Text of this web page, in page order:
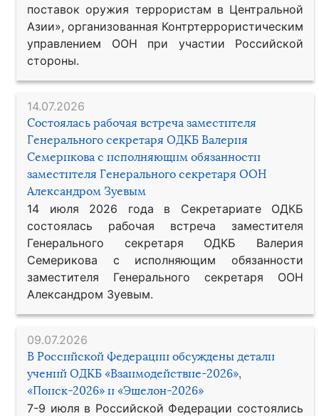
поставок оружия террористам в Центральной
Азии», организованная Контртеррористическим
управлением ООН при участии Российской
стороны.
14.07.2026
Состоялась рабочая встреча заместителя
Генерального секретаря ОДКБ Валерия
Семерикова с исполняющим обязанности
заместителя Генерального секретаря ООН
Александром Зуевым
14 июля 2026 года в Секретариате ОДКБ
состоялась рабочая встреча заместителя
Генерального секретаря ОДКБ Валерия
Семерикова с исполняющим обязанности
заместителя Генерального секретаря ООН
Александром Зуевым.
09.07.2026
В Российской Федерации обсуждены детали
учений ОДКБ «Взаимодействие-2026»,
«Поиск-2026» и «Эшелон-2026»
7-9 июля в Российской Федерации состоялись